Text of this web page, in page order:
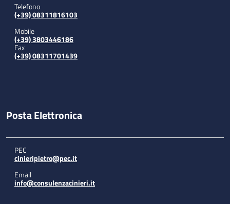
Telefono
(+39) 08311816103
Mobile
(+39) 3803446186
Fax
(+39) 08311701439
Posta Elettronica
PEC
cinieripietro@pec.it
Email
info@consulenzacinieri.it